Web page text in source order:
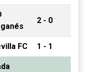
2 - 0
FC 1 - 1